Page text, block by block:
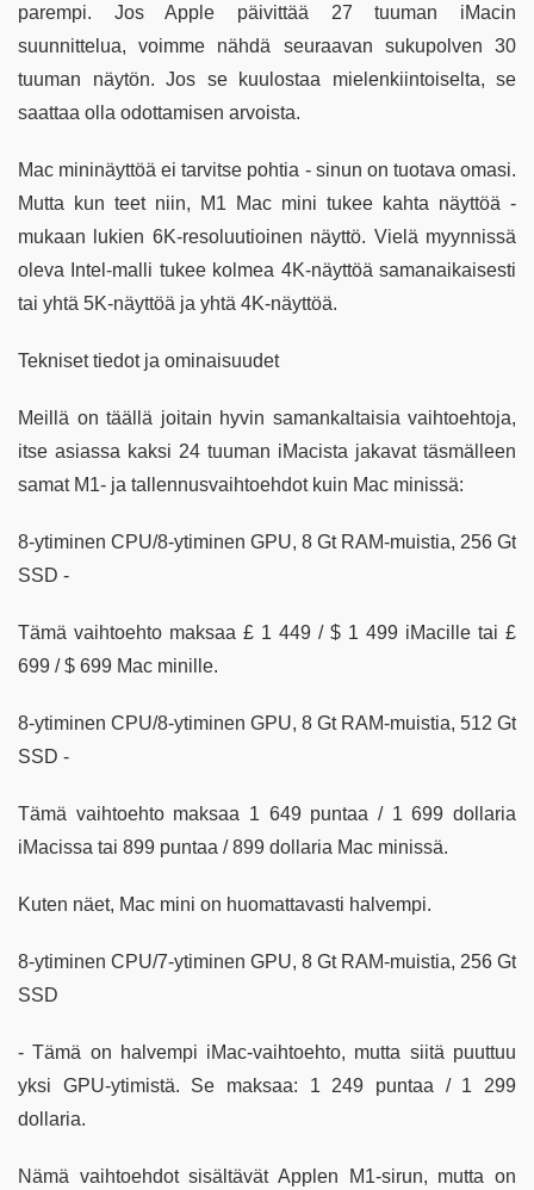
parempi. Jos Apple päivittää 27 tuuman iMacin
suunnittelua, voimme nähdä seuraavan sukupolven 30
tuuman näytön. Jos se kuulostaa mielenkiintoiselta, se
saattaa olla odottamisen arvoista.
Mac mininäyttöä ei tarvitse pohtia - sinun on tuotava omasi.
Mutta kun teet niin, M1 Mac mini tukee kahta näyttöä -
mukaan lukien 6K-resoluutioinen näyttö. Vielä myynnissä
oleva Intel-malli tukee kolmea 4K-näyttöä samanaikaisesti
tai yhtä 5K-näyttöä ja yhtä 4K-näyttöä.
Tekniset tiedot ja ominaisuudet
Meillä on täällä joitain hyvin samankaltaisia ​​vaihtoehtoja,
itse asiassa kaksi 24 tuuman iMacista jakavat täsmälleen
samat M1- ja tallennusvaihtoehdot kuin Mac minissä:
8-ytiminen CPU/8-ytiminen GPU, 8 Gt RAM-muistia, 256 Gt
SSD -
Tämä vaihtoehto maksaa £ 1 449 / $ 1 499 iMacille tai £
699 / $ 699 Mac minille.
8-ytiminen CPU/8-ytiminen GPU, 8 Gt RAM-muistia, 512 Gt
SSD -
Tämä vaihtoehto maksaa 1 649 puntaa / 1 699 dollaria
iMacissa tai 899 puntaa / 899 dollaria Mac minissä.
Kuten näet, Mac mini on huomattavasti halvempi.
8-ytiminen CPU/7-ytiminen GPU, 8 Gt RAM-muistia, 256 Gt
SSD
- Tämä on halvempi iMac-vaihtoehto, mutta siitä puuttuu
yksi GPU-ytimistä. Se maksaa: 1 249 puntaa / 1 299
dollaria.
Nämä vaihtoehdot sisältävät Applen M1-sirun, mutta on